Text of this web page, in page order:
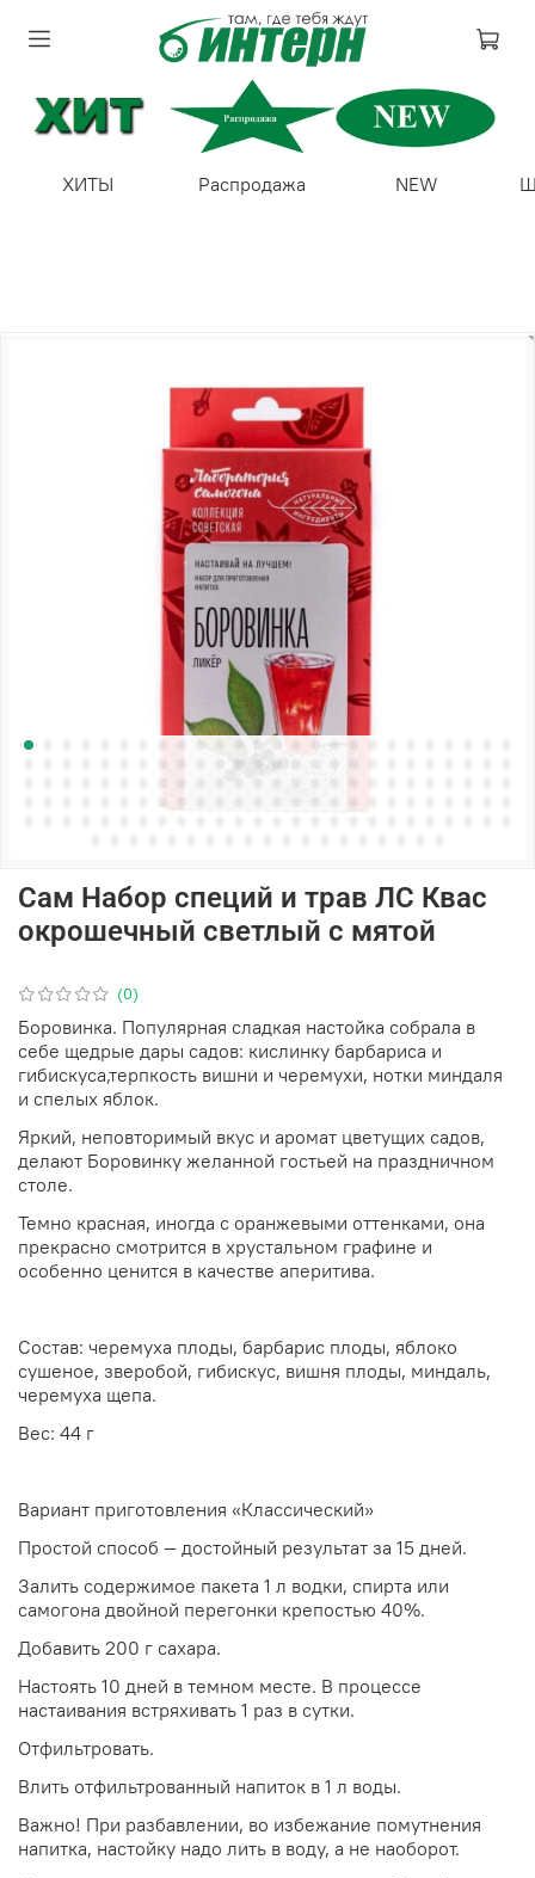
ХИТЫ Распродажа NEW
(0)
Сам Набор специй и трав ЛС Квас
окрошечный светлый с мятой
Боровинка. Популярная сладкая настойка собрала в
себе щедрые дары садов: кислинку барбариса и
гибискуса,терпкость вишни и черемухи, нотки миндаля
и спелых яблок.
Яркий, неповторимый вкус и аромат цветущих садов,
делают Боровинку желанной гостьей на праздничном
столе.
Темно красная, иногда с оранжевыми оттенками, она
прекрасно смотрится в хрустальном графине и
особенно ценится в качестве аперитива.
Состав: черемуха плоды, барбарис плоды, яблоко
сушеное, зверобой, гибискус, вишня плоды, миндаль,
черемуха щепа.
Вес: 44 г
Вариант приготовления «Классический»
Простой способ — достойный результат за 15 дней.
Залить содержимое пакета 1 л водки, спирта или
самогона двойной перегонки крепостью 40%.
Добавить 200 г сахара.
Настоять 10 дней в темном месте. В процессе
настаивания встряхивать 1 раз в сутки.
Отфильтровать.
Влить отфильтрованный напиток в 1 л воды.
Важно! При разбавлении, во избежание помутнения
напитка, настойку надо лить в воду, а не наоборот.